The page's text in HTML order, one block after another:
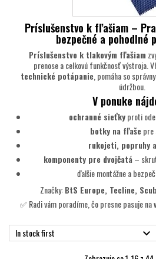
Príslušenstvo k fľašiam –
bezpečné a pohodlné
Príslušenstvo k tlakovým fľašiam
prenose a celkovú funkčnosť výstroja.
technické potápanie , pomáha so
údržbou.
V ponuke
ochranné sieťkyproti
botky na fľaše pre
rukojeti, popruhy
komponenty pre dvojčatá –
ďalšie montážne a
Značky:BtS Europe, Tecline,
✅ Radi vám poradíme, čo presne pasuje
In stock first 